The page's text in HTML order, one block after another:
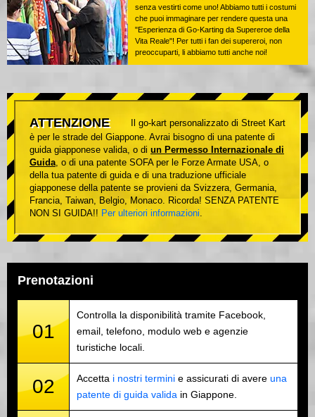
senza vestirti come uno! Abbiamo tutti i costumi
che puoi immaginare per rendere questa una
"Esperienza di Go-Karting da Supereroe della
Vita Reale"! Per tutti i fan dei supereroi, non
preoccuparti, li abbiamo tutti anche noi!
ATTENZIONE
Il go-kart personalizzato di Street Kart
è per le strade del Giappone. Avrai bisogno di una patente di
guida giapponese valida, o di un Permesso Internazionale di
Guida, o di una patente SOFA per le Forze Armate USA, o
della tua patente di guida e di una traduzione ufficiale
giapponese della patente se provieni da Svizzera, Germania,
Francia, Taiwan, Belgio, Monaco. Ricorda! SENZA PATENTE
NON SI GUIDA!! Per ulteriori informazioni.
Prenotazioni
01
Controlla la disponibilità tramite Facebook,
email, telefono, modulo web e agenzie
turistiche locali.
02 Accetta i nostri termini e assicurati di avere una
patente di guida valida in Giappone.